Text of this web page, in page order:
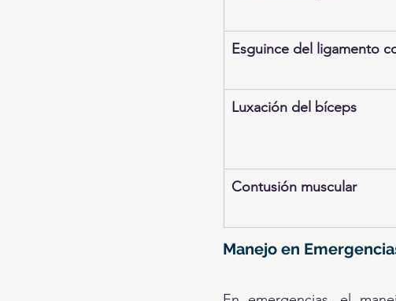
Esguince del ligamento
Luxación del bíceps
Contusión muscular
Manejo en